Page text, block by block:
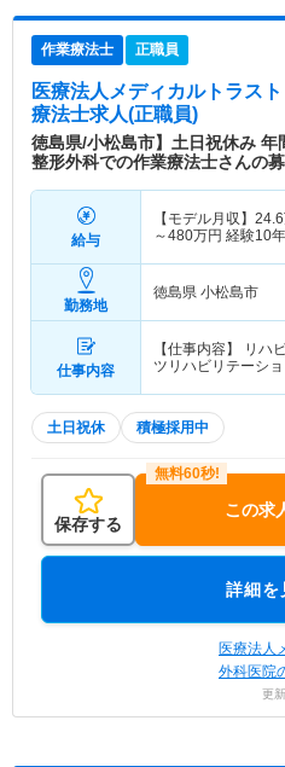
作業療法士 正職員
医療法人メディカルトラス
療法士求人(正職員)
徳島県/小松島市】土日祝休み 年
整形外科での作業療法士さんの
給与
【モデル月収】 24.6
～480万円 経験10
勤務地
徳島県 小松島市
仕事内容
【仕事内容】 リ
土日祝休 積極採用中
保存する
この求
詳細を
医療法人
外科医院
更